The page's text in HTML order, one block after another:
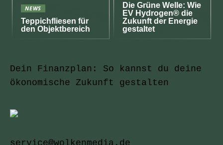
NEWS
Teppichfliesen für
den Objektbereich
Die Grüne Welle: Wie
EV Hydrogen® die
Zukunft der Energie
gestaltet
Dein Finanzplan: So kannst du deine
ökonomische Zukunft gestalten
service@wolkenmedia.de